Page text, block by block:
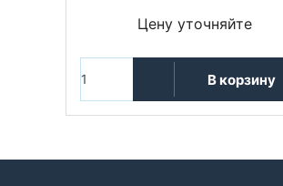
Цену уточняйте
В корзину